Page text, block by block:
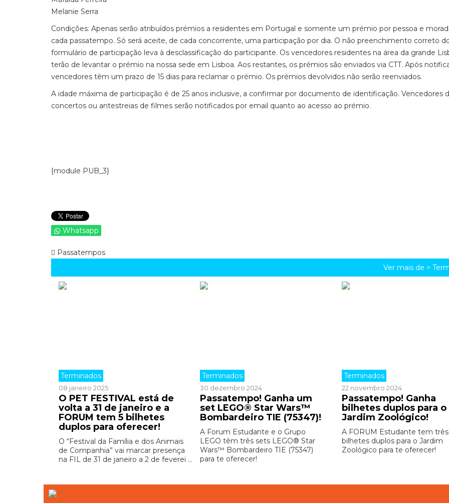
Melanie Serra
Condições: Apenas serão atribuídos prémios a residentes em Portugal e somente um prémio por pessoa e
cada passatempo. Só será aceite, de cada concorrente, uma participação por dia. O não preenchimento correto
formulário de participação leva à desclassificação do participante. Os vencedores residentes na área da grande
terão de levantar o prémio na nossa sede em Lisboa. Aos restantes, os prémios são enviados via CTT. Após
vencedores têm um prazo de 15 dias para reclamar o prémio. Os prémios devolvidos não serão reenviados.
A idade máxima de participação é de 25 anos inclusive, a confirmar por documento de identificação. Vencedores
concertos ou antestreias de filmes serão notificados por email quanto ao acesso ao prémio.
{module PUB_3}
Whatsapp
Passatempos
Ver mais de >
Terminados
08 janeiro 2025
O PET FESTIVAL está de
volta a 31 de janeiro e a
FORUM tem 5 bilhetes
duplos para oferecer!
O “Festival da Família e dos Animais
de Companhia” vai marcar presença
na FIL de 31 de janeiro a 2 de feverei ...
Terminados
30 dezembro 2024
Passatempo! Ganha um
set LEGO® Star Wars™
Bombardeiro TIE (75347)!
A Forum Estudante e o Grupo
LEGO têm três sets LEGO® Star
Wars™ Bombardeiro TIE (75347)
para te oferecer!
Terminados
22 novembro 2024
Passatempo! Ganha
bilhetes duplos para o
Jardim Zoológico!
A FORUM Estudante tem três
bilhetes duplos para o Jardim
Zoológico para te oferecer!